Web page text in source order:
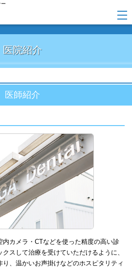
医院紹介
医師紹介
内カメラ・CTなどを使った精度の高い診
スして治療を受けていただけるように、
、温かいお声掛けなどのホスピタリティ